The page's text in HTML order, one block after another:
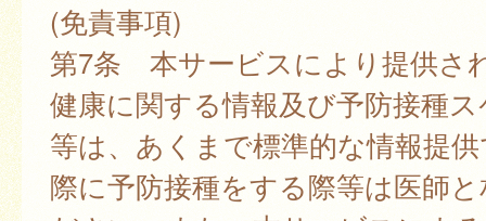
(免責事項)
第7条 本サービスにより提供さ
健康に関する情報及び予防接種
等は、あくまで標準的な情報提
際に予防接種をする際等は医師